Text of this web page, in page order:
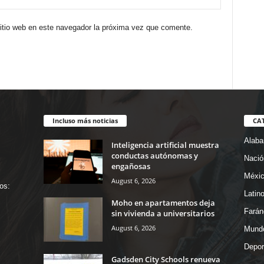
web en este navegador la próxima vez que comente.
Incluso más noticias
Inteligencia artificial muestra
conductas autónomas y
engañosas
August 6, 2026
Moho en apartamentos deja
sin vivienda a universitarios
August 6, 2026
Gadsden City Schools renueva